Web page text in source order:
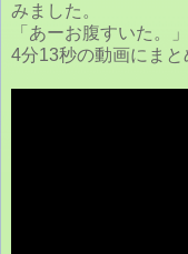
みました。
「あーお腹すいた。
4分13秒の動画にまと